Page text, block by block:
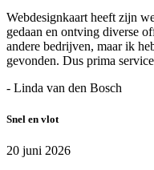
Webdesignkaart heeft zijn
gedaan en ontving diverse
andere bedrijven, maar ik
gevonden. Dus prima
- Linda van den Bosch
Snel en vlot
20 juni 2026